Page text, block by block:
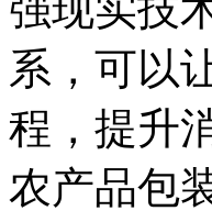
强现实技
系，可以
程，提升
农产品包